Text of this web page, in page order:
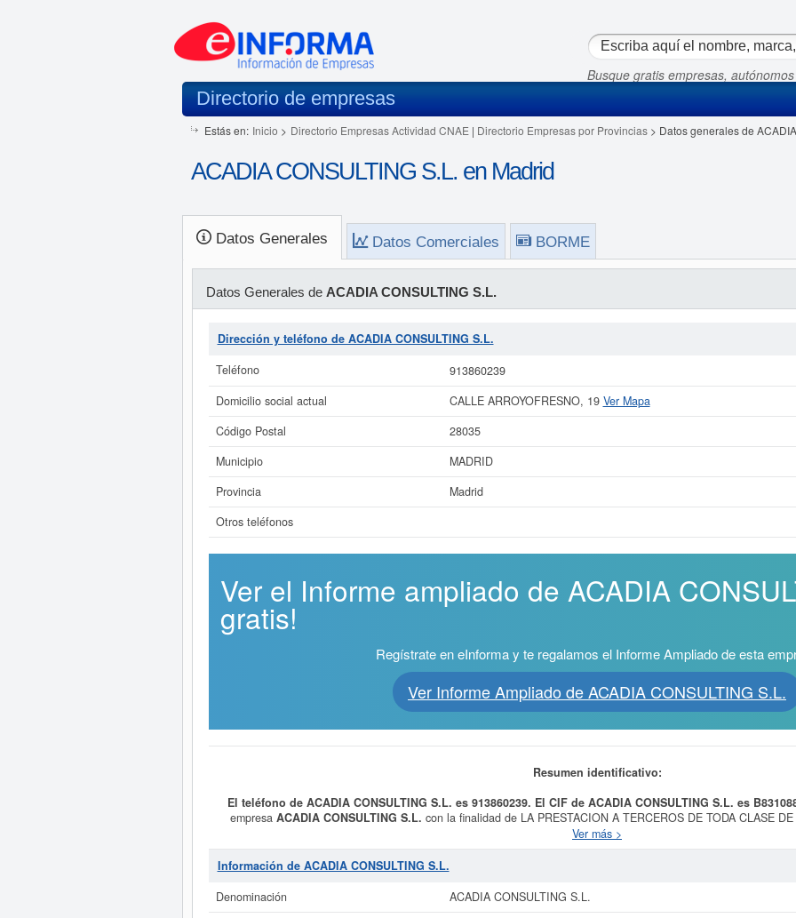
Busque gratis empresas,
Directorio de empresas
Estás en: Inicio > Directorio Empresas Actividad CNAE | Directorio Empresas por Provincias> Datos generales de
ACADIA CONSULTING S.L. en Madrid
Datos Generales Datos Comerciales BORME
Datos Generales de ACADIA CONSULTING S.L.
Dirección y teléfono de ACADIA CONSULTING S.L.
Teléfono
913860239
Domicilio social actual
CALLE ARROYOFRESNO, 19 Ver Mapa
Código Postal
28035
Municipio
MADRID
Provincia
Madrid
Otros teléfonos
Ver el Informe ampliado de ACADIA
gratis!
Regístrate en eInforma y te regalamos el Informe Ampliado de esta
Ver Informe Ampliado de ACADIA CONSULTING S.L.
Resumen identificativo:
El teléfono de ACADIA CONSULTING S.L. es 913860239. El CIF de ACADIA CONSULTING S.L. es
empresa ACADIA CONSULTING S.L. con la finalidad de LA PRESTACION A TERCEROS DE TODA CLASE
TEMAS INFORMATICOS, ELECTRONICOS Y DE NUEVA TECNOLOGIA, PROGRAMACION, MONTAJES,
VENTAS.. Está dentro de la categoría CNAE 6220 - Actividades de consultoría informática y gestión de
CONSULTING S.L.se encuentra en la clasificación SIC correspondiente a la actividad 73760000. El equipo de
subvenciones. Descubra a cuales desde aquí. Su capital se sitúa alrededor de 0 a 3.100 €. El número de actos
Ver más >
Información de ACADIA CONSULTING S.L.
Denominación
ACADIA CONSULTING S.L.